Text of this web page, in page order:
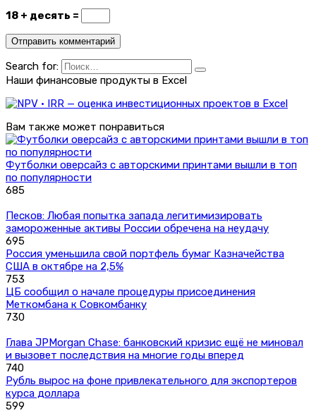
18 + десять =
Search for:
Наши финансовые продукты в Excel
Вам также может понравиться
Футболки оверсайз с авторскими принтами вышли в топ
по популярности
685
Песков: Любая попытка запада легитимизировать
замороженные активы России обречена на неудачу
695
Россия уменьшила свой портфель бумаг Казначейства
США в октябре на 2,5%
753
ЦБ сообщил о начале процедуры присоединения
Меткомбана к Совкомбанку
730
Глава JPMorgan Chase: банковский кризис ещё не миновал
и вызовет последствия на многие годы вперед
740
Рубль вырос на фоне привлекательного для экспортеров
курса доллара
599